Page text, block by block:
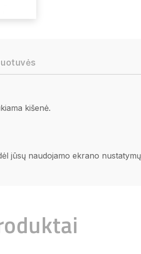
kišenė.
jūsų naudojamo ekrano